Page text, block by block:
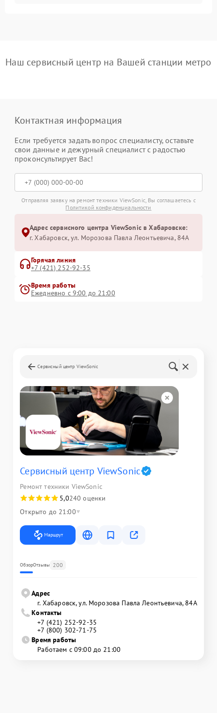
Наш сервисный центр на Вашей станции метро
Контактная информация
Если требуется задать вопрос специалисту, оставьте
свои данные и дежурный специалист с радостью
проконсультирует Вас!
Отправляя заявку на ремонт техники ViewSonic, Вы соглашаетесь с
Политикой конфиденциальности
Адрес сервисного центра ViewSonic в Хабаровске:
г. Хабаровск, ул. Морозова Павла Леонтьевича, 84А
Горячая линия
+7 (421) 252-92-35
Время работы
Ежедневно с 9:00 до 21:00
Сервисный центр ViewSonic
Сервисный центр ViewSonic
Ремонт техники ViewSonic
5,0240 оценки
Открыто до 21:00
Маршрут
ОбзорОтзывы 200
Адрес
г. Хабаровск, ул. Морозова Павла Леонтьевича, 84А
Контакты
+7 (421) 252-92-35
+7 (800) 302-71-75
Время работы
Работаем с 09:00 до 21:00